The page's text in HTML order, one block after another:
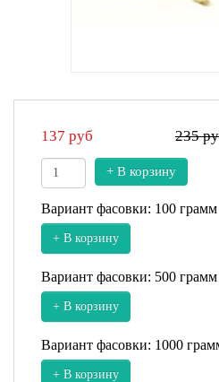
137 руб 235
+ В корзину
Вариант фасовки: 100 грамм
+ В корзину
Вариант фасовки: 500 грамм
+ В корзину
Вариант фасовки: 1000
+ В корзину